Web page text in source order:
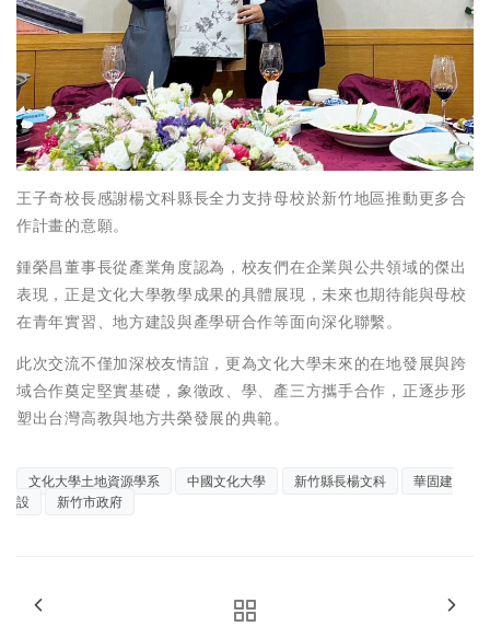
王子奇校長感謝楊文科縣長全力支持母校於新竹地區推動更多合
作計畫的意願。
鍾榮昌董事長從產業角度認為，校友們在企業與公共領域的傑出
表現，正是文化大學教學成果的具體展現，未來也期待能與母校
在青年實習、地方建設與產學研合作等面向深化聯繫。
此次交流不僅加深校友情誼，更為文化大學未來的在地發展與跨
域合作奠定堅實基礎，象徵政、學、產三方攜手合作，正逐步形
塑出台灣高教與地方共榮發展的典範。
文化大學土地資源學系 中國文化大學 新竹縣長楊文科
華固建
設
新竹市政府